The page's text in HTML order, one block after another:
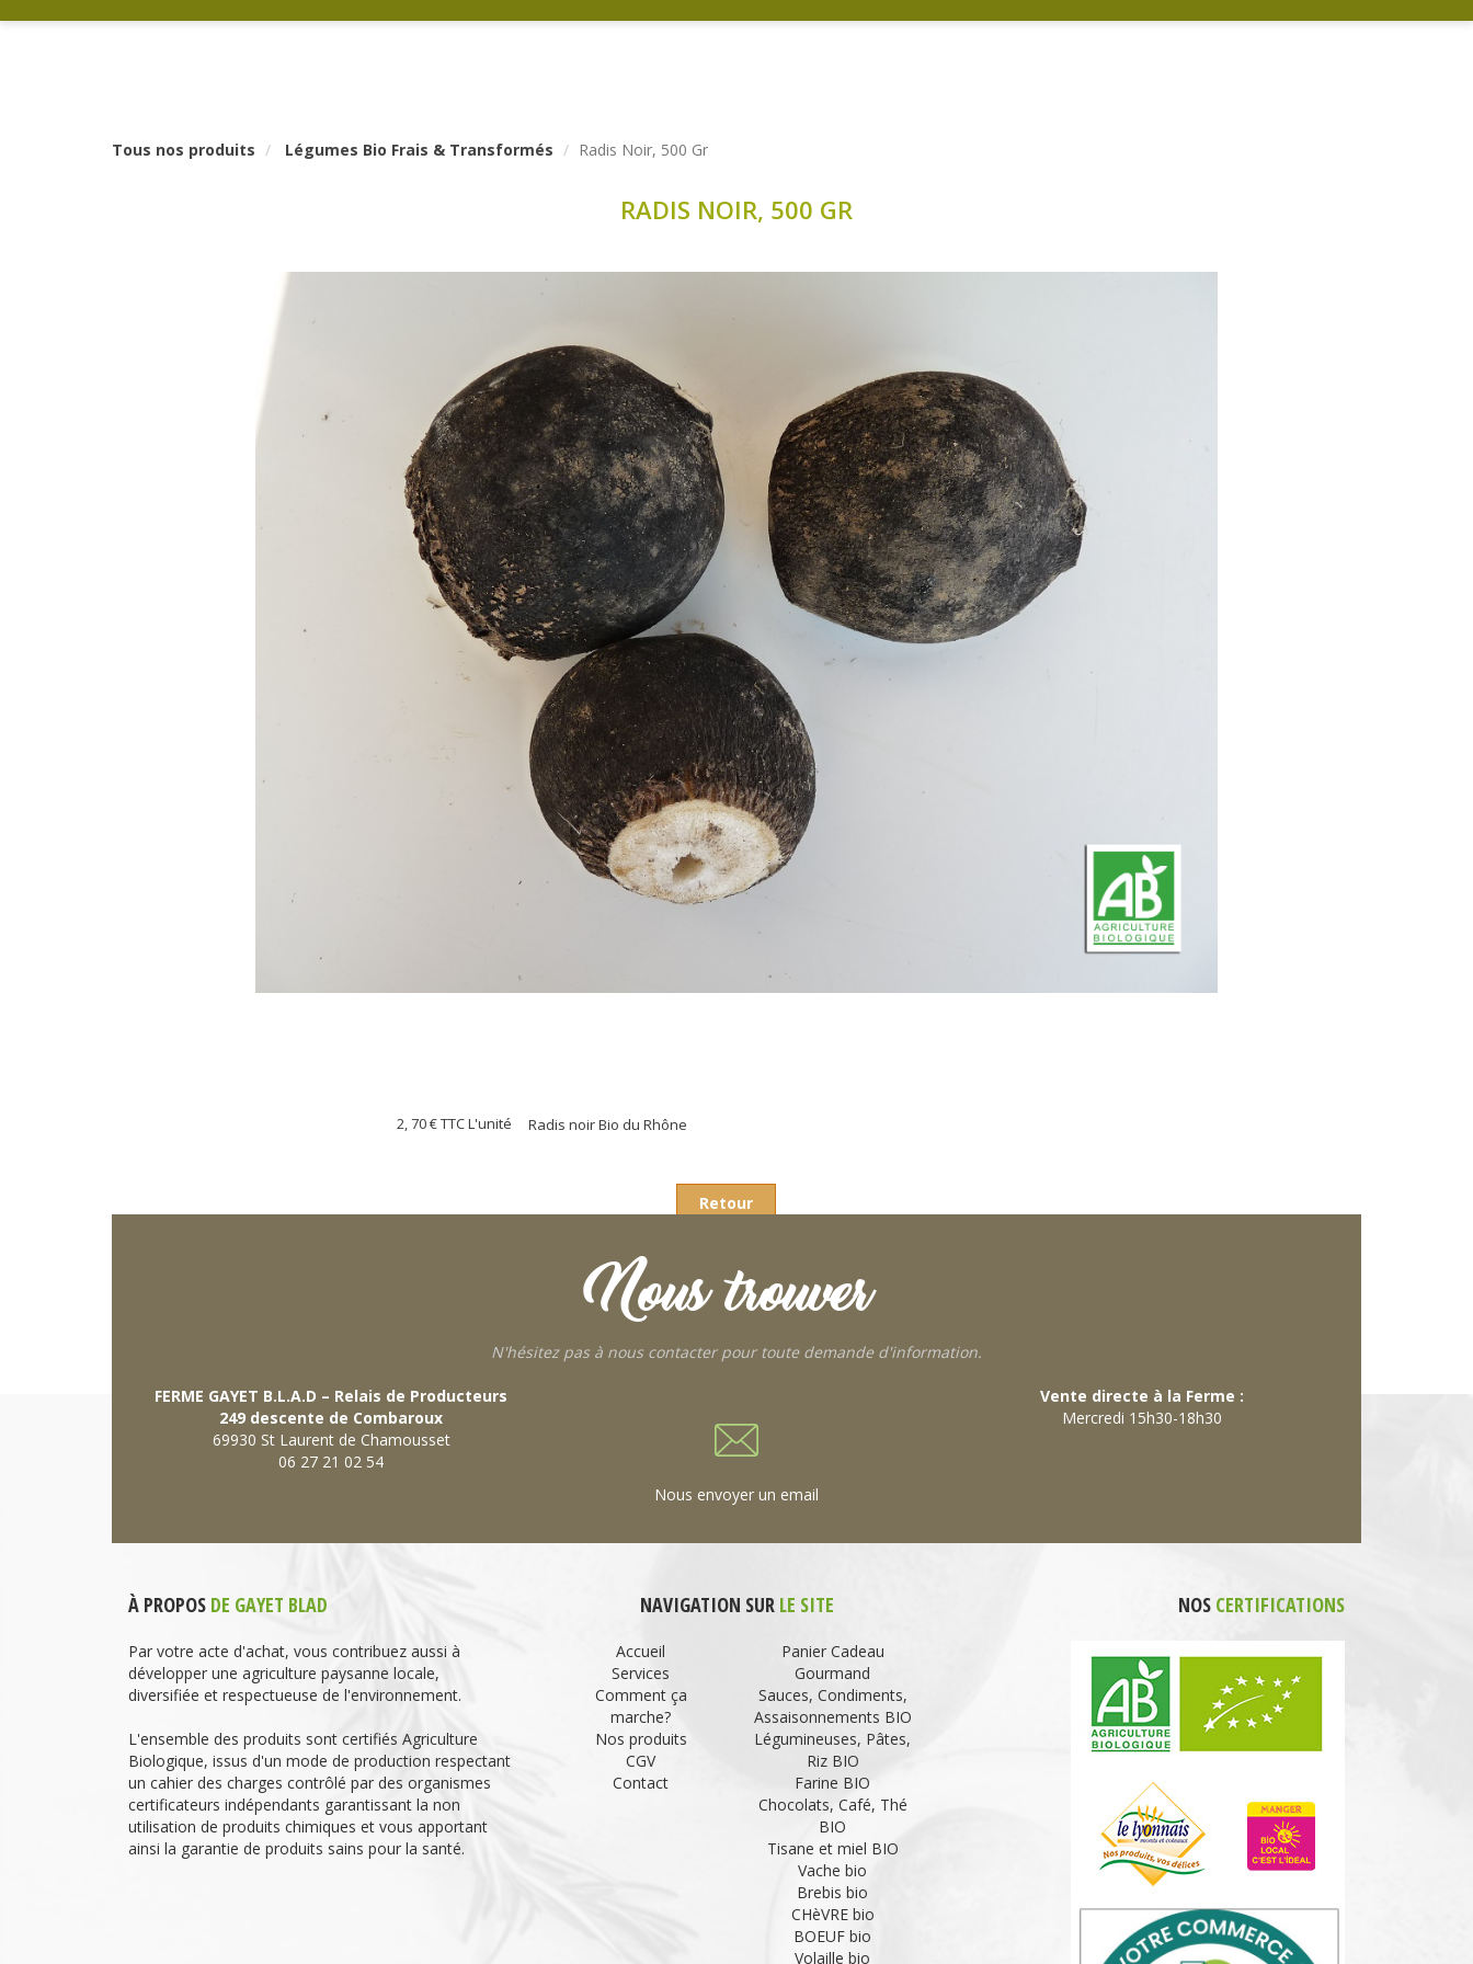
Tous nos produits Légumes Bio Frais & Transformés Radis Noir, 500 Gr
RADIS NOIR, 500 GR
2, 70 €TTC L'unité Radis noir Bio du Rhône
Retour
Nous trouver
N'hésitez pas à nous contacter pour toute demande d'information.
FERME GAYET B.L.A.D – Relais de Producteurs
249 descente de Combaroux
69930 St Laurent de Chamousset
06 27 21 02 54
Nous envoyer un email
Vente directe à la Ferme :
Mercredi 15h30-18h30
À PROPOS DE GAYET BLAD
Par votre acte d'achat, vous contribuez aussi à
développer une agriculture paysanne locale,
diversifiée et respectueuse de l'environnement.
L'ensemble des produits sont certifiés Agriculture
Biologique, issus d'un mode de production respectant
un cahier des charges contrôlé par des organismes
certificateurs indépendants garantissant la non
utilisation de produits chimiques et vous apportant
ainsi la garantie de produits sains pour la santé.
NAVIGATION SUR LE SITE
Accueil
Services
Comment ça
marche?
Nos produits
CGV
Contact
Panier Cadeau
Gourmand
Sauces, Condiments,
Assaisonnements BIO
Légumineuses, Pâtes,
Riz BIO
Farine BIO
Chocolats, Café, Thé
BIO
Tisane et miel BIO
Vache bio
Brebis bio
CHèVRE bio
BOEUF bio
Volaille bio
NOS CERTIFICATIONS